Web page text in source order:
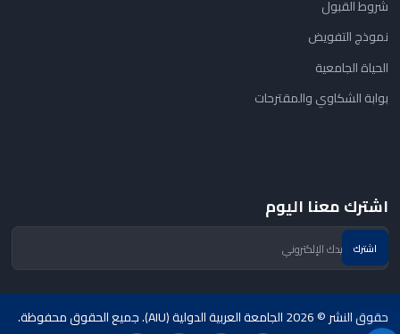
شروط القبول
نموذج التفويض
الحياة الجامعية
بوابة الشكاوي والمقترحات
اشترك معنا اليوم
حقوق النشر © 2026 الجامعة العربية الدولية (AIU). جميع الحقوق محفوظة.